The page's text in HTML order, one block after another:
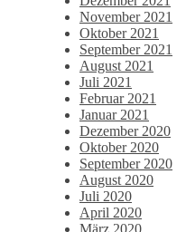
November 2021
Oktober 2021
September 2021
August 2021
Juli 2021
Februar 2021
Januar 2021
Dezember 2020
Oktober 2020
September 2020
August 2020
Juli 2020
April 2020
März 2020